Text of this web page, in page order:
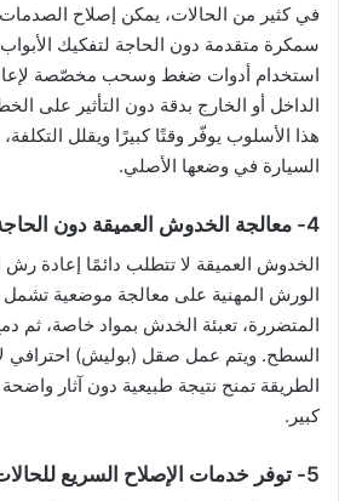
في كثير من الحالات، يمكن إصلاح
سمكرة متقدمة دون الحاجة لتفكيك الأبواب
استخدام أدوات ضغط وسحب مخصّصة
الداخل أو الخارج بدقة دون التأثير على
هذا الأسلوب يوفّر وقتًا كبيرًا ويقلل
السيارة في وضعها الأصلي.
4- معالجة الخدوش العميقة دون الحاجة لرش كامل الهيكل
الخدوش العميقة لا تتطلب دائمًا إعادة رش
الورش المهنية على معالجة موضعية
المتضررة، تعبئة الخدش بمواد خاصة، ثم
السطح. ويتم عمل صقل (بوليش) احترافي
الطريقة تمنح نتيجة طبيعية دون آثار
كبير.
5- توفر خدمات الإصلاح السريع للحالات الطارئة